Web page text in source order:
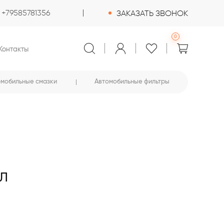
+79585781356 ЗАКАЗАТЬ ЗВОНОК
0
смазки Автомобильные фильтры